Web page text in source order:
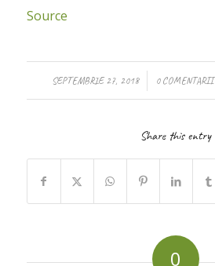
Source
SEPTEMBRIE 27, 2018
/ 0 COMENTARII
/
Share this entry
0